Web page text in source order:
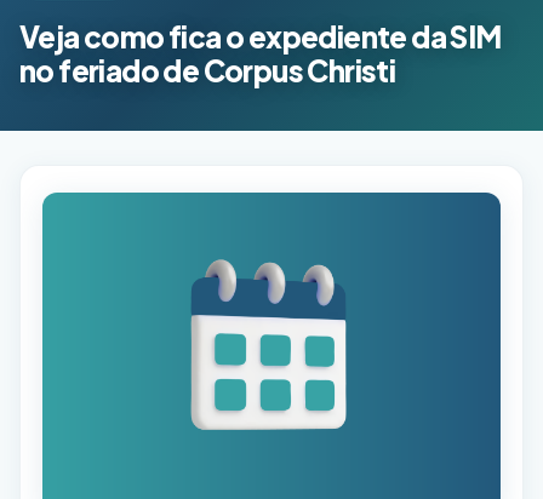
Veja como fica o expediente da SIM
no feriado de Corpus Christi